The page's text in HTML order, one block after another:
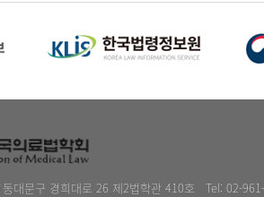
대문구 경희대로 26 제2법학관 410호
Tel: 02-